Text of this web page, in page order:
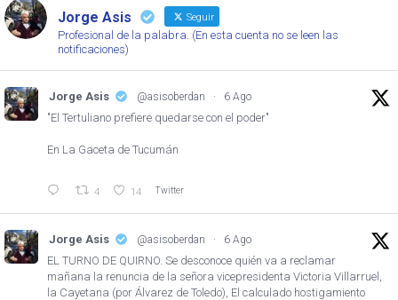
Jorge Asis Seguir
Profesional de la palabra. (En esta cuenta no se leen las
notificaciones)
Jorge Asis @asisoberdan · 6 Ago
"El Tertuliano prefiere quedarse con el poder"
En La Gaceta de Tucumán
4 14 Twitter
Jorge Asis @asisoberdan · 6 Ago
EL TURNO DE QUIRNO. Se desconoce quién va a reclamar
mañana la renuncia de la señora vicepresidenta Victoria Villarruel,
la Cayetana (por Álvarez de Toledo), El calculado hostigamiento